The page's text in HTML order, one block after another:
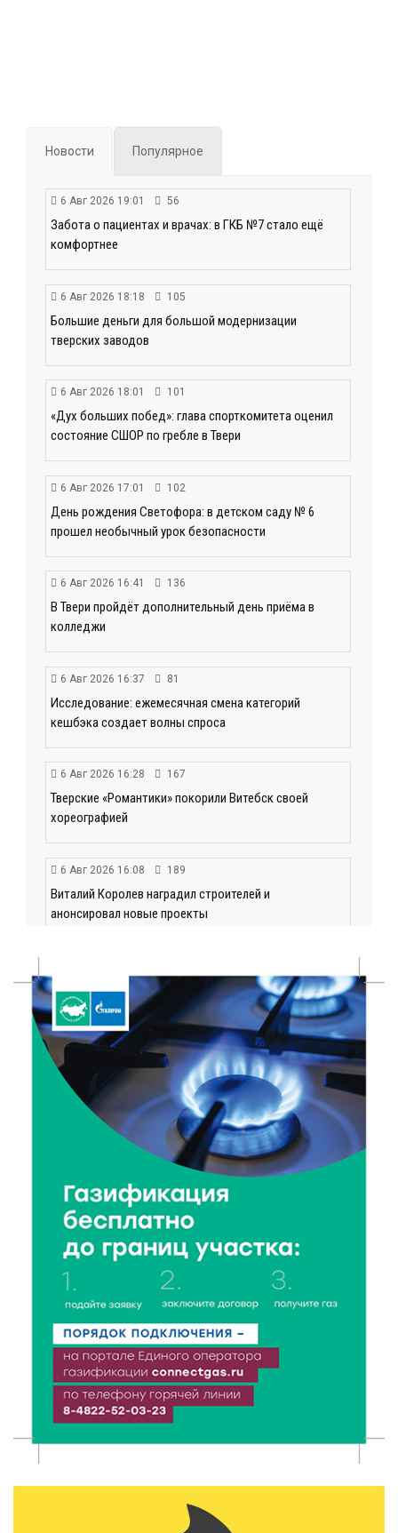
Новости Популярное
6 Авг 2026 19:01 56
Забота о пациентах и врачах: в ГКБ №7 стало ещё
комфортнее
6 Авг 2026 18:18 105
Большие деньги для большой модернизации
тверских заводов
6 Авг 2026 18:01 101
«Дух больших побед»: глава спорткомитета оценил
состояние СШОР по гребле в Твери
6 Авг 2026 17:01 102
День рождения Светофора: в детском саду № 6
прошел необычный урок безопасности
6 Авг 2026 16:41 136
В Твери пройдёт дополнительный день приёма в
колледжи
6 Авг 2026 16:37 81
Исследование: ежемесячная смена категорий
кешбэка создает волны спроса
6 Авг 2026 16:28 167
Тверские «Романтики» покорили Витебск своей
хореографией
6 Авг 2026 16:08 189
Виталий Королев наградил строителей и
анонсировал новые проекты
Объем выдачи ипотеки в России вырос на 38%
6 Авг 2026 16:01 114
Калининские футболисты представят Тверскую
область на всероссийском марафоне «Земля
спорта»
242
Голубев проверил школы и детсады Зубцова к 1
сентября
6 Авг 2026 15:01 129
От Твери до Москвы: выставка художника
Владимира Васильева о героях СВО проходит в РГБ
6 Авг 2026 14:55 119
В Твери создали соединения для кормовых
добавок, повышающие продуктивность
сельхозживотных
Мультфильм своими руками: в Твери дети сняли
ленту по мотивам басни «Карась»